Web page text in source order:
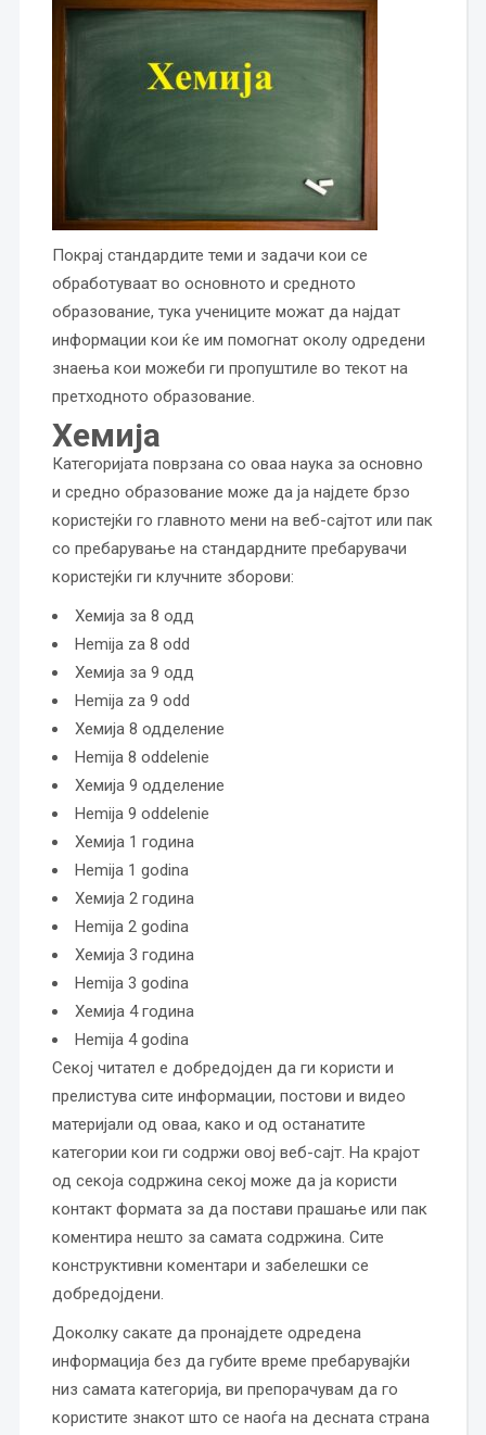
Покрај стандардите теми и задачи кои се
обработуваат во основното и средното
образование, тука учениците можат да најдат
информации кои ќе им помогнат околу одредени
знаења кои можеби ги пропуштиле во текот на
претходното образование.
Хемија
Категоријата поврзана со оваа наука за основно
и средно образование може да ја најдете брзо
користејќи го главното мени на веб-сајтот или пак
со пребарување на стандардните пребарувачи
користејќи ги клучните зборови:
Хемија за 8 одд
Hemija za 8 odd
Хемија за 9 одд
Hemija za 9 odd
Хемија 8 одделение
Hemija 8 oddelenie
Хемија 9 одделение
Hemija 9 oddelenie
Хемија 1 година
Hemija 1 godina
Хемија 2 година
Hemija 2 godina
Хемија 3 година
Hemija 3 godina
Хемија 4 година
Hemija 4 godina
Секој читател е добредојден да ги користи и
прелистува сите информации, постови и видео
материјали од оваа, како и од останатите
категории кои ги содржи овој веб-сајт. На крајот
од секоја содржина секој може да ја користи
контакт формата за да постави прашање или пак
коментира нешто за самата содржина. Сите
конструктивни коментари и забелешки се
добредојдени.
Доколку сакате да пронајдете одредена
информација без да губите време пребарувајќи
низ самата категорија, ви препорачувам да го
користите знакот што се наоѓа на десната страна